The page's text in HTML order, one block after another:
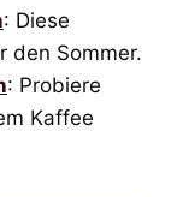
: Diese
den Sommer.
: Probiere
Kaffee